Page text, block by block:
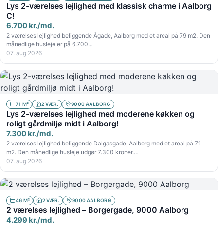
Lys 2-værelses lejlighed med klassisk charme i Aalborg
C!
6.700 kr./md.
2 værelses lejlighed beliggende Ågade, Aalborg med et areal på 79 m2. Den
månedlige husleje er på 6.700…
07. aug 2026
71 M² 2 VÆR. 9000 AALBORG
Lys 2-værelses lejlighed med moderene køkken og
roligt gårdmiljø midt i Aalborg!
7.300 kr./md.
2 værelses lejlighed beliggende Dalgasgade, Aalborg med et areal på 71
m2. Den månedlige husleje udgør 7.300 kroner.…
07. aug 2026
46 M² 2 VÆR. 9000 AALBORG
2 værelses lejlighed – Borgergade, 9000 Aalborg
4.299 kr./md.